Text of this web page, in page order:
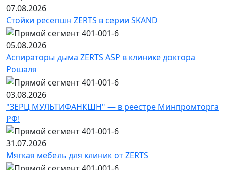
07.08.2026
Стойки ресепшн ZERTS в серии SKAND
05.08.2026
Аспираторы дыма ZERTS ASP в клинике доктора
Рошаля
03.08.2026
"ЗЕРЦ МУЛЬТИФАНКШН" — в реестре Минпромторга
РФ!
31.07.2026
Мягкая мебель для клиник от ZERTS